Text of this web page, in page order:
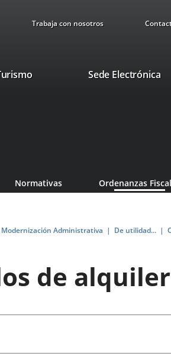
Trabaja con nosotros
This
window.
Sede Electrónica
Normativas Ordenanzas
Administrativa De utilidad...
de alquiler